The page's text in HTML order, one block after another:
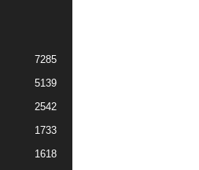
7285
5139
2542
1733
1618